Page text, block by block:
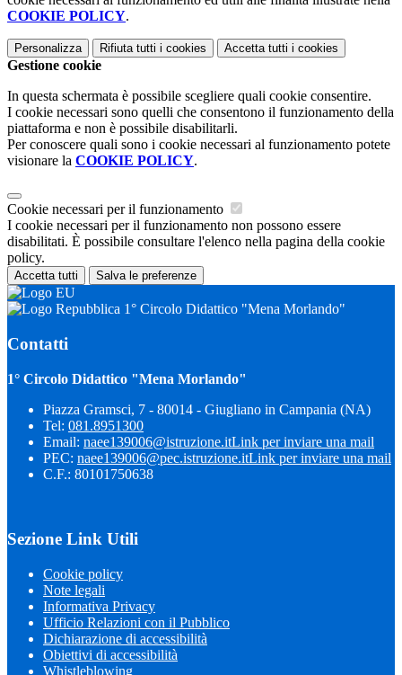
COOKIE POLICY.
Personalizza Rifiuta tutti i cookies Accetta tutti i cookies
Gestione cookie
In questa schermata è possibile scegliere quali cookie consentire.
I cookie necessari sono quelli che consentono il funzionamento della
piattaforma e non è possibile disabilitarli.
Per conoscere quali sono i cookie necessari al funzionamento potete
visionare la COOKIE POLICY.
Cookie necessari per il funzionamento
I cookie necessari per il funzionamento non possono essere
disabilitati. È possibile consultare l'elenco nella pagina della cookie
policy.
Accetta tutti Salva le preferenze
1° Circolo Didattico "Mena Morlando"
Contatti
1° Circolo Didattico "Mena Morlando"
Piazza Gramsci, 7 - 80014 - Giugliano in Campania (NA)
Tel: 081.8951300
Email: naee139006@istruzione.itLink per inviare una mail
PEC: naee139006@pec.istruzione.itLink per inviare una mail
C.F.: 80101750638
Sezione Link Utili
Cookie policy
Note legali
Informativa Privacy
Ufficio Relazioni con il Pubblico
Dichiarazione di accessibilità
Obiettivi di accessibilità
Whistleblowing